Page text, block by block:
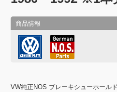
VW純正NOS ブレーキシューホール